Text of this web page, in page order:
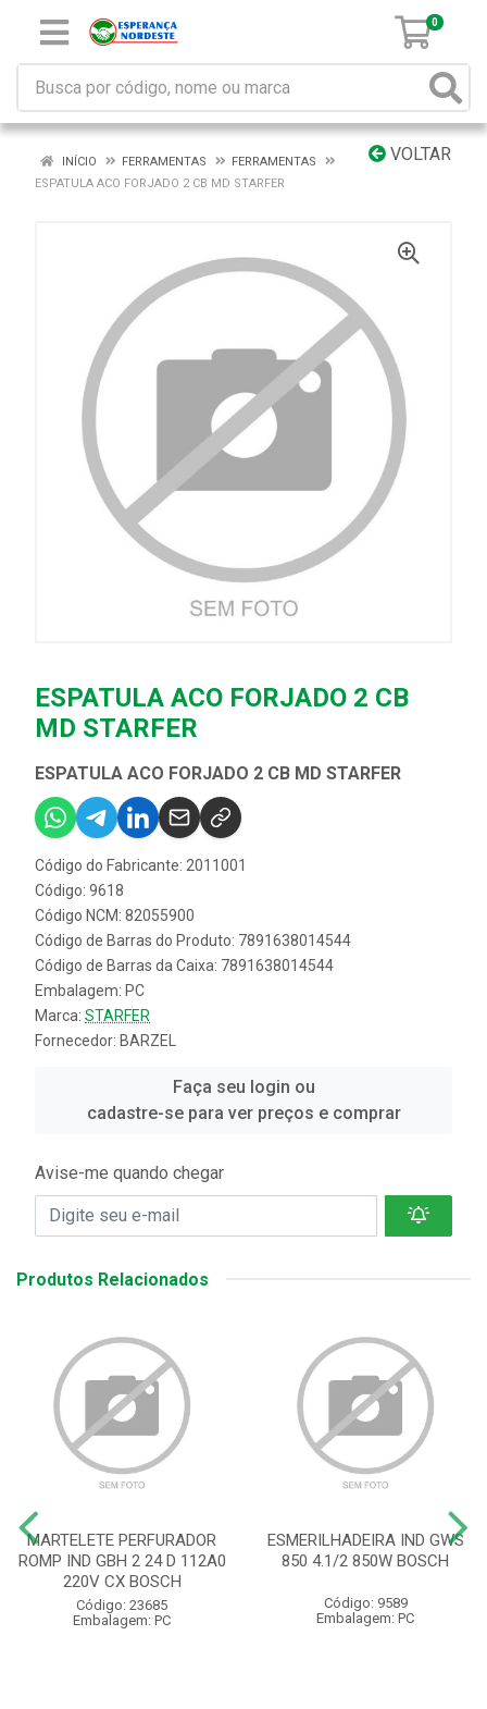
0
VOLTAR
INÍCIO FERRAMENTAS
FERRAMENTAS
ESPATULA ACO FORJADO 2 CB MD STARFER
ESPATULA ACO FORJADO 2 CB
MD STARFER
ESPATULA ACO FORJADO 2 CB MD STARFER
Código do Fabricante: 2011001
Código: 9618
Código NCM: 82055900
Código de Barras do Produto: 7891638014544
Código de Barras da Caixa: 7891638014544
Embalagem: PC
Marca: STARFER
Fornecedor: BARZEL
Faça seu login ou
cadastre-se para ver preços e comprar
Avise-me quando chegar
Produtos Relacionados
MARTELETE PERFURADOR
ROMP IND GBH 2 24 D 112A0
220V CX BOSCH
Código: 23685
Embalagem: PC
ESMERILHADEIRA IND GWS
850 4.1/2 850W BOSCH
Código: 9589
Embalagem: PC